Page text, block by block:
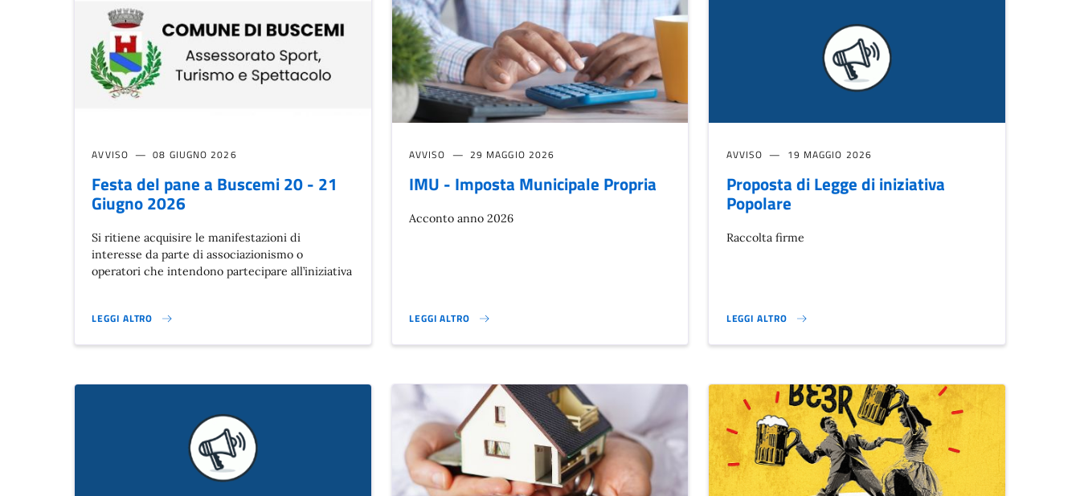
AVVISO 08 GIUGNO 2026
Festa del pane a Buscemi 20 - 21
Giugno 2026
Si ritiene acquisire le manifestazioni di
interesse da parte di associazionismo o
operatori che intendono partecipare all’iniziativa
LEGGI ALTRO
FESTA DEL PANE A BUSCEMI 20 - 21 GIUGNO 2026}
AVVISO 29 MAGGIO 2026
IMU - Imposta Municipale Propria
Acconto anno 2026
LEGGI ALTRO
IMU - IMPOSTA MUNICIPALE PROPRIA}
AVVISO 19 MAGGIO 2026
Proposta di Legge di iniziativa
Popolare
Raccolta firme
LEGGI ALTRO
PROPOSTA DI LEGGE DI INIZIATIVA POPOLARE }